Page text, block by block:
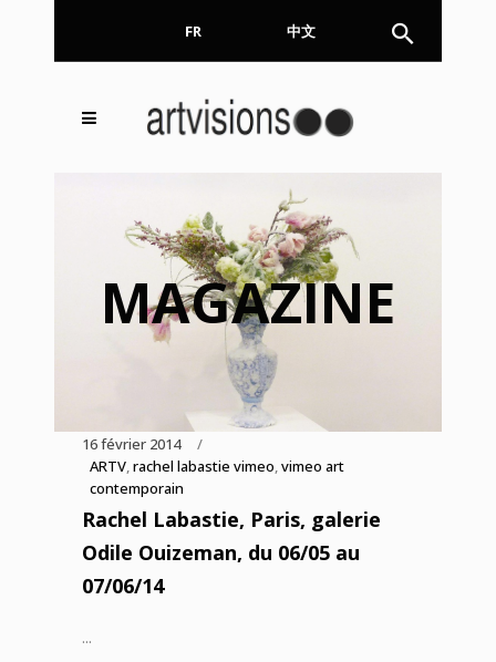
FR 中文
MAGAZINE
16 février 2014
ARTV,rachel labastie vimeo,vimeo art
contemporain
Rachel Labastie, Paris, galerie
Odile Ouizeman, du 06/05 au
07/06/14
...
Inscrivez-vous à notre
En continuant, vous acceptez de nous communiquer
votre adresse email pour l’envoi de la Newsletter. En
aucun cas elle ne sera transmise à un tiers.